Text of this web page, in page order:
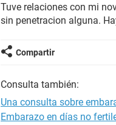
Tuve relaciones con mi
sin penetracion alguna.
Compartir
Consulta también:
Una consulta sobre
Embarazo en días no